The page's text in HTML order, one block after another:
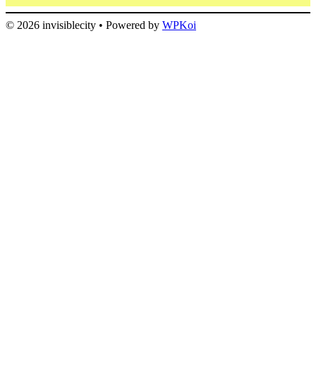
© 2026 invisiblecity • Powered by WPKoi